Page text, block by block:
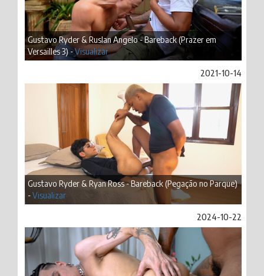
Gustavo Ryder & Ruslan Angelo - Bareback (Prazer em
Versailles 3) -Visualizar
2021-10-14
Gustavo Ryder & Ryan Ross - Bareback (Pegação no Parque)
-Visualizar
2024-10-22